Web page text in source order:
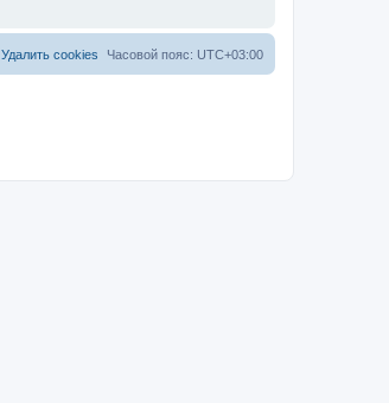
Часовой пояс: UTC+03:00
Удалить cookies